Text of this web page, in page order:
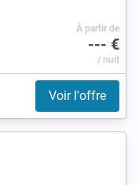
À partir de
--- €
/ nuit
Voir l'offre